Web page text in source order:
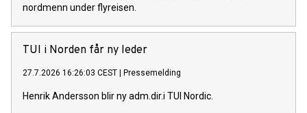
nordmenn under flyreisen.
TUI i Norden får ny leder
27.7.2026 16:26:03 CEST Pressemelding
Henrik Andersson blir ny adm.dir.i TUI Nordic.